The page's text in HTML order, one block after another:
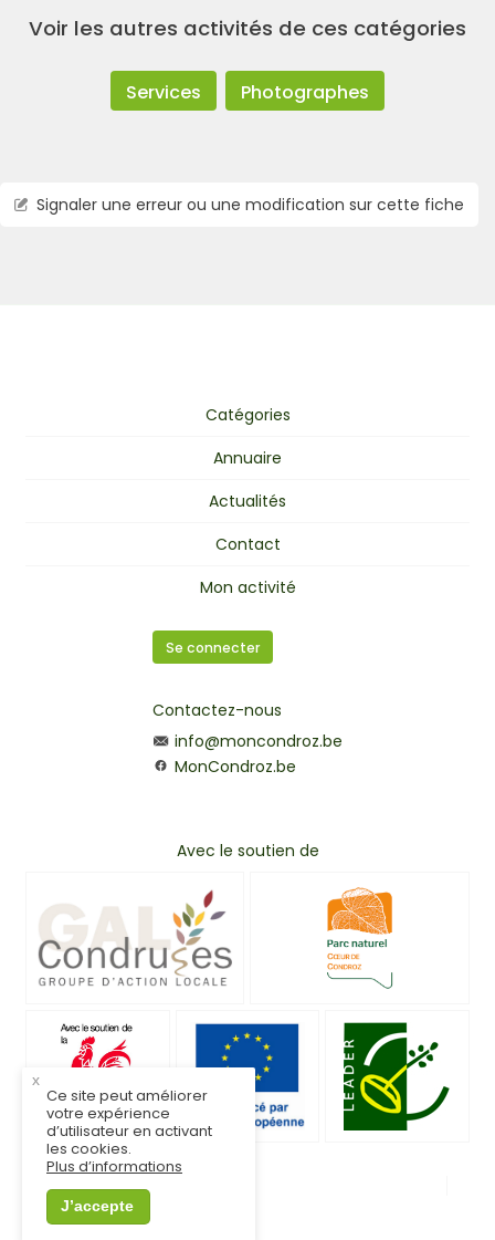
Voir les autres activités de ces catégories
Services Photographes
Signaler une erreur ou une modification sur cette fiche
Catégories
Annuaire
Actualités
Contact
Mon activité
Se connecter
Contactez-nous
info@moncondroz.be
MonCondroz.be
Avec le soutien de
© MonCondroz.be
Mentions légales
Vie privée
x
Ce site peut améliorer
votre expérience
d’utilisateur en activant
les cookies.
Plus d’informations
J’accepte